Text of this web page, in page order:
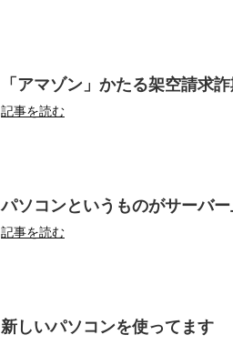
「アマゾン」かたる架空請求
記事を読む
パソコンというものがサーバ
記事を読む
新しいパソコンを使ってます